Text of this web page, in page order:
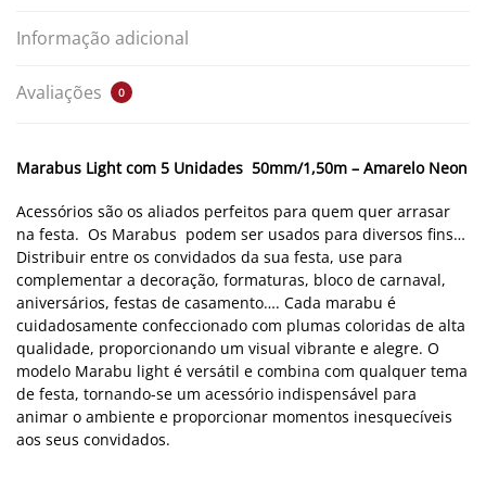
Informação adicional
Avaliações 0
Marabus Light com 5 Unidades 50mm/1,50m – Amarelo Neon
Acessórios são os aliados perfeitos para quem quer arrasar
na festa. Os Marabus podem ser usados para diversos fins…
Distribuir entre os convidados da sua festa, use para
complementar a decoração, formaturas, bloco de carnaval,
aniversários, festas de casamento…. Cada marabu é
cuidadosamente confeccionado com plumas coloridas de alta
qualidade, proporcionando um visual vibrante e alegre. O
modelo Marabu light é versátil e combina com qualquer tema
de festa, tornando-se um acessório indispensável para
animar o ambiente e proporcionar momentos inesquecíveis
aos seus convidados.